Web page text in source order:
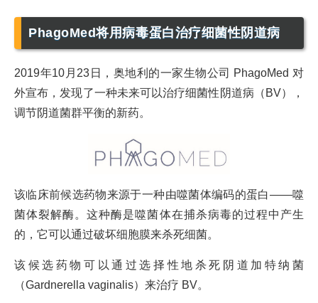
PhagoMed将用病毒蛋白治疗细菌性阴道病
2019年10月23日，奥地利的一家生物公司 PhagoMed 对
外宣布，发现了一种未来可以治疗细菌性阴道病（BV），
调节阴道菌群平衡的新药。
该临床前候选药物来源于一种由噬菌体编码的蛋白——噬
菌体裂解酶。这种酶是噬菌体在捕杀病毒的过程中产生
的，它可以通过破坏细胞膜来杀死细菌。
该候选药物可以通过选择性地杀死阴道加特纳菌
（Gardnerella vaginalis）来治疗 BV。